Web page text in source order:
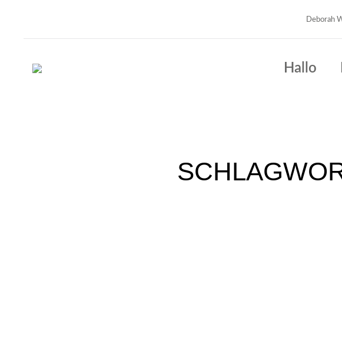
Deborah
Hallo